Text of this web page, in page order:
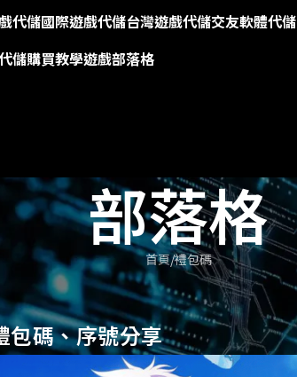
代儲國際遊戲代儲台灣遊戲代儲交友軟體代儲
儲購買教學遊戲部落格
部落格
首頁 禮包碼
包碼、序號分享